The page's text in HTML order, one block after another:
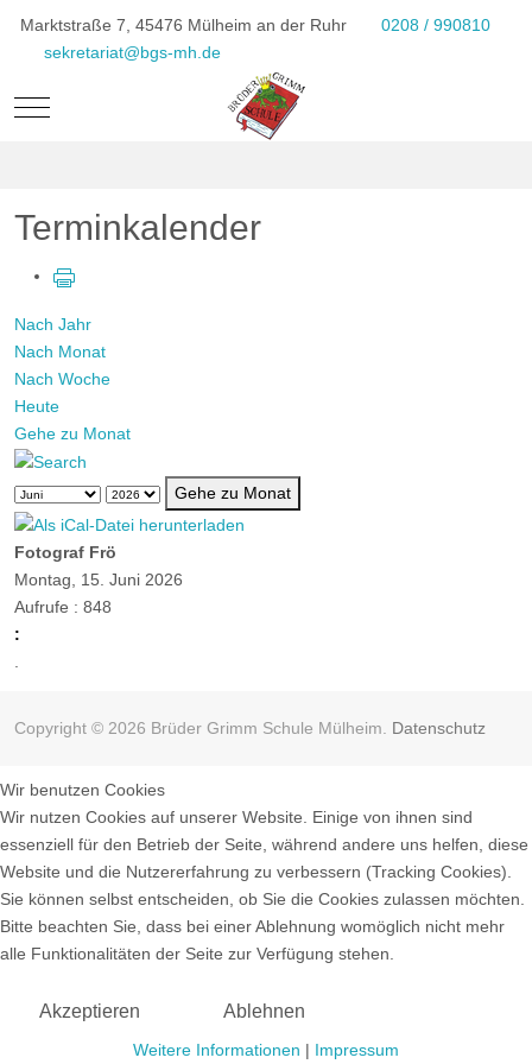
Marktstraße 7, 45476 Mülheim an der Ruhr
0208 / 990810
sekretariat@bgs-mh.de
Mobile Menu Toggle
Terminkalender
Nach Jahr
Nach Monat
Nach Woche
Heute
Gehe zu Monat
Gehe zu Monat
Fotograf Frö
Montag, 15. Juni 2026
Aufrufe : 848
:
Copyright © 2026 Brüder Grimm Schule Mülheim. Datenschutz
Wir benutzen Cookies
Wir nutzen Cookies auf unserer Website. Einige von ihnen sind
essenziell für den Betrieb der Seite, während andere uns helfen, diese
Website und die Nutzererfahrung zu verbessern (Tracking Cookies).
Sie können selbst entscheiden, ob Sie die Cookies zulassen möchten.
Bitte beachten Sie, dass bei einer Ablehnung womöglich nicht mehr
alle Funktionalitäten der Seite zur Verfügung stehen.
Akzeptieren Ablehnen
Weitere Informationen | Impressum